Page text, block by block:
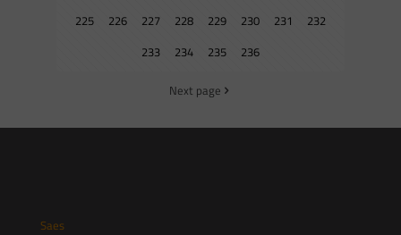
225
226 227 228 229 230 231
232
233
234 235 236
Next page
Saes